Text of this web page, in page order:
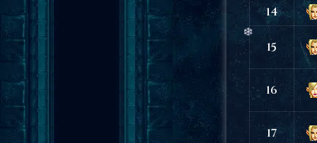
14
15
16
17